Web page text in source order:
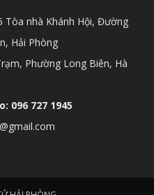
Tòa nhà Khánh Hội, Đường
Hải Phòng
Phường Long Biên, Hà
096 727 1945